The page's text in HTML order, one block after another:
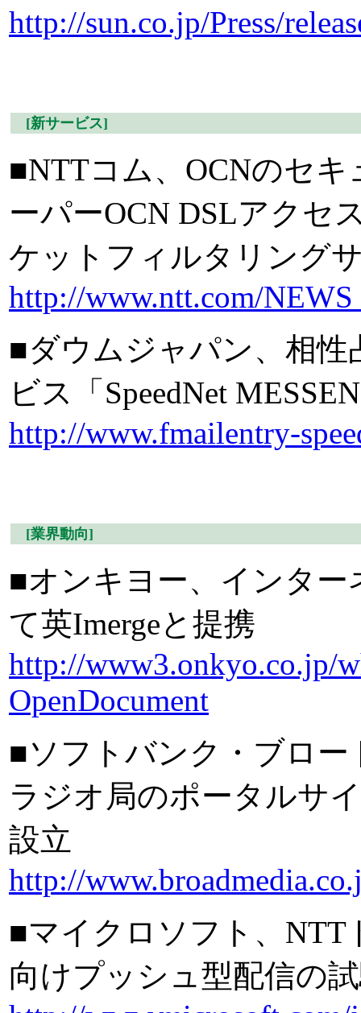
http://sun.co.jp/Press/
[新サービス]
■NTTコム、OCNのセ
ーパーOCN DSLアクセ
ケットフィルタリング
http://www.ntt.com/
■ダウムジャパン、相性
ビス「SpeedNet
http://www.fmailentry-
[業界動向]
■オンキヨー、インタ
て英Imergeと提携
http://www3.onkyo.co.jp/
OpenDocument
■ソフトバンク・ブロ
ラジオ局のポータルサ
設立
http://
■マイクロソフト、
向けプッシュ型配信の